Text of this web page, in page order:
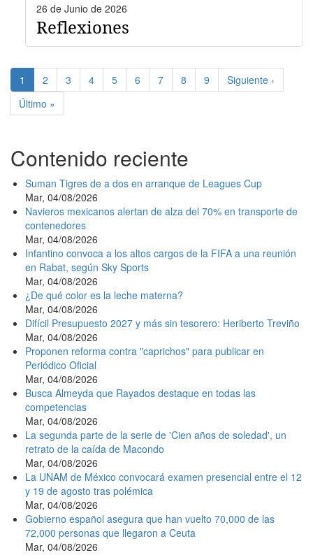
26 de Junio de 2026
Reflexiones
Paginación
Página
actual
1 Page
2 Page
3 Page
4 Page
5 Page
6 Page
7 Page
8 Page
9
Siguiente
página
Siguiente ›
Última
página
Último »
Contenido reciente
Suman Tigres de a dos en arranque de Leagues Cup
Mar, 04/08/2026
Navieros mexicanos alertan de alza del 70% en transporte de
contenedores
Mar, 04/08/2026
Infantino convoca a los altos cargos de la FIFA a una reunión
en Rabat, según Sky Sports
Mar, 04/08/2026
¿De qué color es la leche materna?
Mar, 04/08/2026
Difícil Presupuesto 2027 y más sin tesorero: Heriberto Treviño
Mar, 04/08/2026
Proponen reforma contra "caprichos" para publicar en
Periódico Oficial
Mar, 04/08/2026
Busca Almeyda que Rayados destaque en todas las
competencias
Mar, 04/08/2026
La segunda parte de la serie de 'Cien años de soledad', un
retrato de la caída de Macondo
Mar, 04/08/2026
La UNAM de México convocará examen presencial entre el 12
y 19 de agosto tras polémica
Mar, 04/08/2026
Gobierno español asegura que han vuelto 70,000 de las
72,000 personas que llegaron a Ceuta
Mar, 04/08/2026